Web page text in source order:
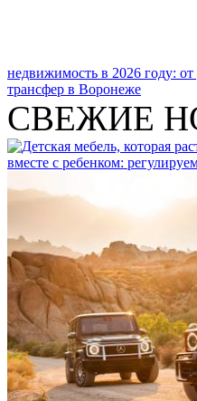
недвижимость в 2026 году:
трансфер в Воронеже
СВЕЖИЕ
вместе с ребенком: